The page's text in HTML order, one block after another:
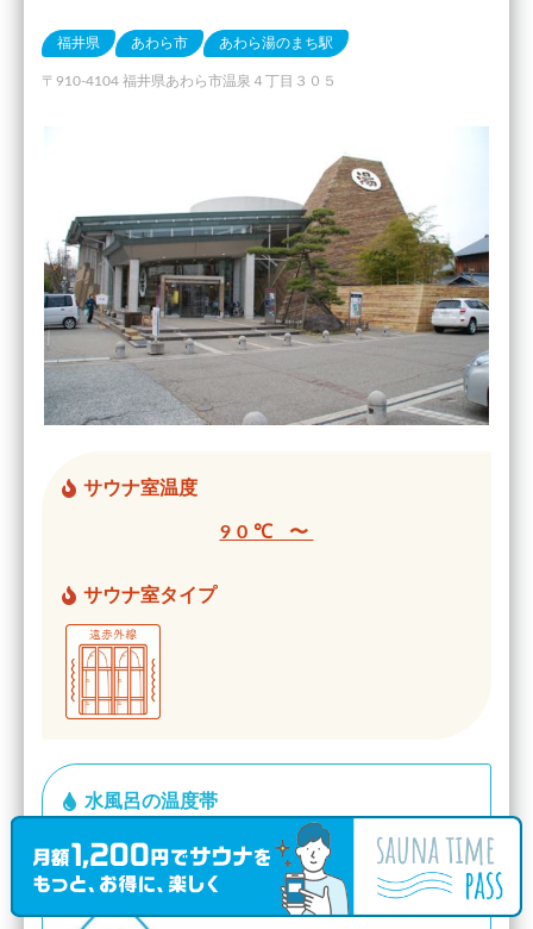
福井県 あわら市 あわら湯のまち駅
〒910-4104 福井県あわら市温泉４丁目３０５
サウナ室温度
90℃ 〜
サウナ室タイプ
水風呂の温度帯